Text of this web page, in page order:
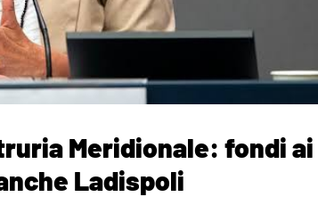
Meridionale: fondi ai
Ladispoli